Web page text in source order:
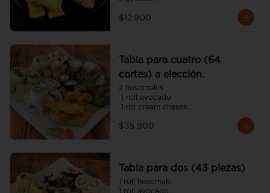
3 camarón panko
$12.900
Tabla para cuatro (64
cortes) a elección.
2 hosomakis
1 roll avocado
1 rol cream cheese
1 roll california
unagui 4 palitos).
$35.900
Tabla para dos (43 piezas)
1 roll hosomaki.
1 roll avocado.